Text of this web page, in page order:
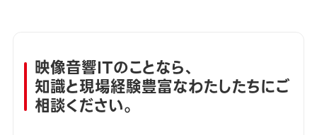
映像音響ITのことなら、
知識と現場経験豊富なわたしたちにご
相談ください。